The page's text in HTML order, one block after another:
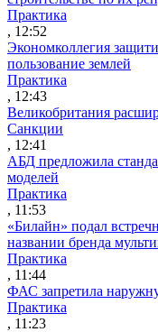
Практика
, 12:52
Экономколлегия
пользование землей
Практика
, 12:43
Великобритания
Санкции
, 12:41
АБД предложила
моделей
Практика
, 11:53
«Билайн» подал
названии бренда
Практика
, 11:44
ФАС запретила
Практика
, 11:23